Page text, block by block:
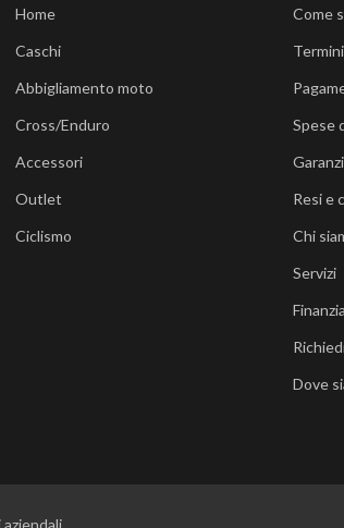
Home
Caschi
Abbigliamento moto
Cross/Enduro
Accessori
Outlet
Ciclismo
Come
Spese
Resi e
Chi
Servizi
Dove